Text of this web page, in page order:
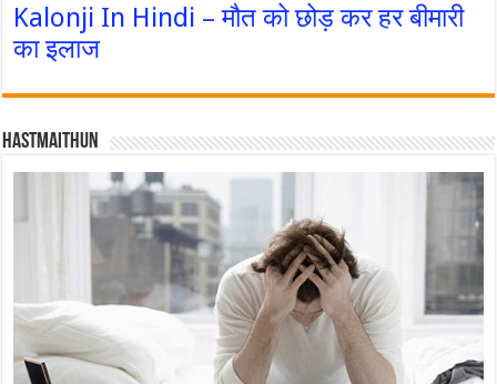
Kalonji In Hindi – मौत को छोड़ कर हर बीमारी
का इलाज
Hastmaithun